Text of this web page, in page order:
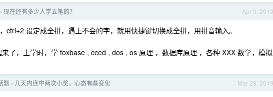
Apr 9, 2019
› 现在还有多少人学五笔的？
ctrl+2 设定成全拼，遇上不会的字，就用快捷键切换成全拼，用拼音输入。
了，上学时，学 foxbase , cced , dos , os 原理 ，数据库原理 ，各种 XXX 数学，模拟
Mar 28, 2019
题 › 几天内连中两次小奖，心态有些变化